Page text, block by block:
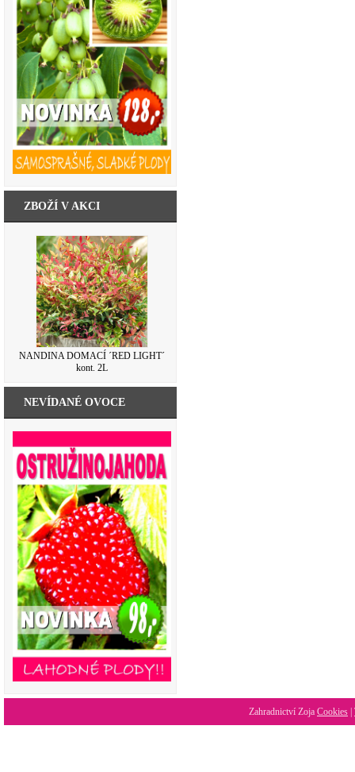
ZBOŽÍ V AKCI
NANDINA DOMACÍ ´RED LIGHT´
kont. 2L
HORTENZIE ´PEPPERMINT´® kont.
3L
NEVÍDANÉ OVOCE
Zahradnictví Zoja Cookies